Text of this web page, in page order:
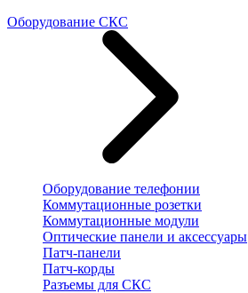
Оборудование СКС
Оборудование телефонии
Коммутационные розетки
Коммутационные модули
Оптические панели и аксессуары
Патч-панели
Патч-корды
Разъемы для СКС